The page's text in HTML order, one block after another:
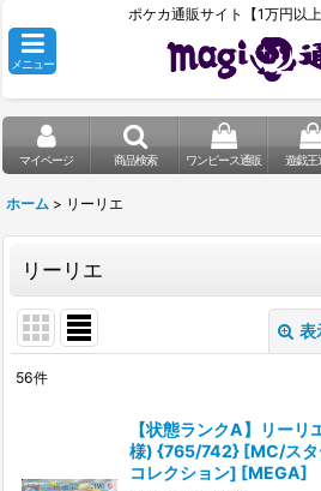
ポケカ通販サイト【1万円以上
メニュー
マイページ 商品検索 ワンピース通販 遊戯王
ホーム > リーリエ
リーリエ
表
56件
【状態ランクA】リー
様) {765/742} [MC/スタ
コレクション] [MEGA]